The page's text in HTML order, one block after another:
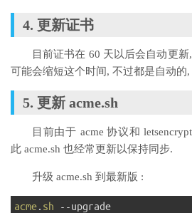
4. 更新证书
目前证书在 60 天以后会自动更
可能会缩短这个时间, 不过都是自动的
5. 更新 acme.sh
目前由于 acme 协议和
此 acme.sh 也经常更新以保持同步.
升级 acme.sh 到最新版 :
acme. sh --upgrade